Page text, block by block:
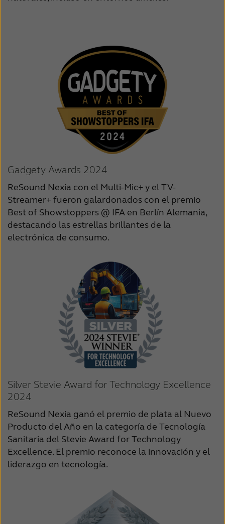
Gadgety Awards 2024
ReSound Nexia con el Multi-Mic+ y el TV-
Streamer+ fueron galardonados con el premio
Best of Showstoppers @ IFA en Berlín Alemania,
destacando las estrellas brillantes de la
electrónica de consumo.
Silver Stevie Award for Technology Excellence
2024
ReSound Nexia ganó el premio de plata al Nuevo
Producto del Año en la categoría de Tecnología
Sanitaria del Stevie Award for Technology
Excellence. El premio reconoce la innovación y el
liderazgo en tecnología.